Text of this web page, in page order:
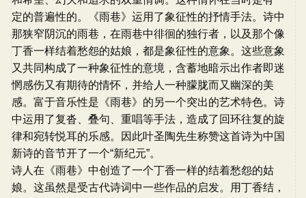
定的普遍性的。《雨巷》运用了象征性的抒情手法。诗中
那狭窄阴沉的雨巷，在雨巷中徘徊的独行者，以及那个像
丁香一样结着愁怨的姑娘，都是象征性的意象。这些意象
又共同构成了一种象征性的意境，含蓄地暗示出作者即迷
惘感伤又有期待的情怀，并给人一种朦胧而又幽深的美
感。富于音乐性是《雨巷》的另一个突出的艺术特色。诗
中运用了复沓、叠句、重唱等手法，造成了回环往复的旋
律和宛转悦耳的乐感。因此叶圣陶先生称赞这首诗为中国
新诗的音节开了一个“新纪元”。
诗人在《雨巷》中创造了一个丁香一样的结着愁怨的姑
娘。这虽然是受古代诗词中一些作品的启发。用丁香结，